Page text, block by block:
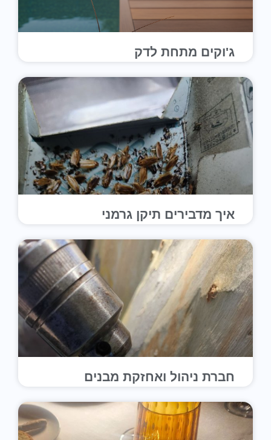
ג'וקים מתחת לדק
איך מדבירים תיקן גרמני
חברת ניהול ואחזקת מבנים